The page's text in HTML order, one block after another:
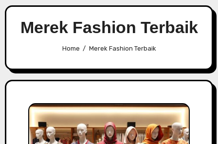
Merek Fashion Terbaik
Home Merek Fashion Terbaik